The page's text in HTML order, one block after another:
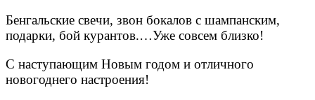
Бенгальские свечи, звон бокалов с шампанским,
подарки, бой курантов.…Уже совсем близко!
С наступающим Новым годом и отличного
новогоднего настроения!